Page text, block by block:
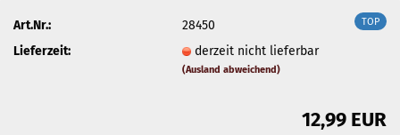
TOP
Art.Nr.:
28450
Lieferzeit:
derzeit nicht lieferbar
(Ausland abweichend)
12,99 EUR